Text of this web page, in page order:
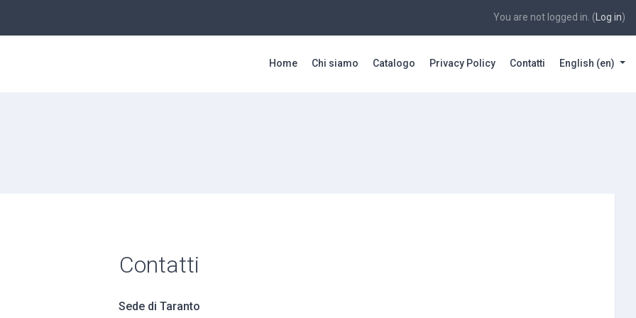
You are not logged in. ( Log in)
Home Chi siamo Catalogo Privacy Policy Contatti English ‎(en)‎
Contatti
Sede di Taranto